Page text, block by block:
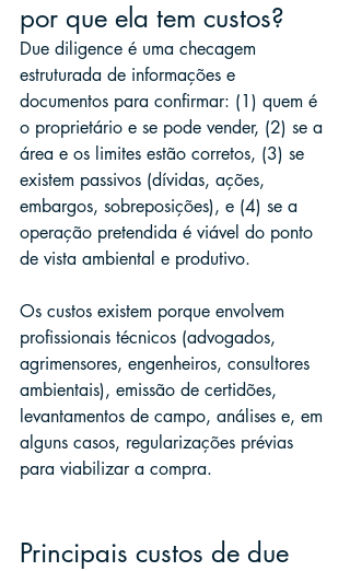
por que ela tem custos?
Due diligence é uma checagem
estruturada de informações e
documentos para confirmar: (1) quem é
o proprietário e se pode vender, (2) se a
área e os limites estão corretos, (3) se
existem passivos (dívidas, ações,
embargos, sobreposições), e (4) se a
operação pretendida é viável do ponto
de vista ambiental e produtivo.
Os custos existem porque envolvem
profissionais técnicos (advogados,
agrimensores, engenheiros, consultores
ambientais), emissão de certidões,
levantamentos de campo, análises e, em
alguns casos, regularizações prévias
para viabilizar a compra.
Principais custos de due